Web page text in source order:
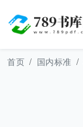
首页 国内标准